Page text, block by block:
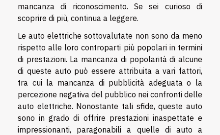
mancanza di riconoscimento. Se sei curioso di
scoprire di più, continua a leggere.
Le auto elettriche sottovalutate non sono da meno
rispetto alle loro controparti più popolari in termini
di prestazioni. La mancanza di popolarità di alcune
di queste auto può essere attribuita a vari fattori,
tra cui la mancanza di pubblicità adeguata o la
percezione negativa del pubblico nei confronti delle
auto elettriche. Nonostante tali sfide, queste auto
sono in grado di offrire prestazioni inaspettate e
impressionanti, paragonabili a quelle di auto a